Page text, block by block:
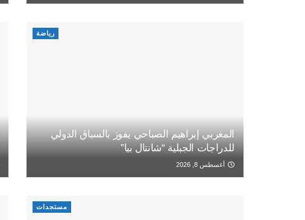
رياضة
المغربي إبراهيم الصباحي يفوز بالسباق الدولي
للدراجات الجبلية “شانتال بيا”
أغسطس 8, 2026
مستجدات